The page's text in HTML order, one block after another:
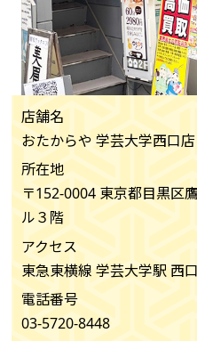
店舗名
おたからや 学芸大学西口店
所在地
〒152-0004 東京都目黒区
ル３階
アクセス
東急東横線 学芸大学駅 西
電話番号
03-5720-8448